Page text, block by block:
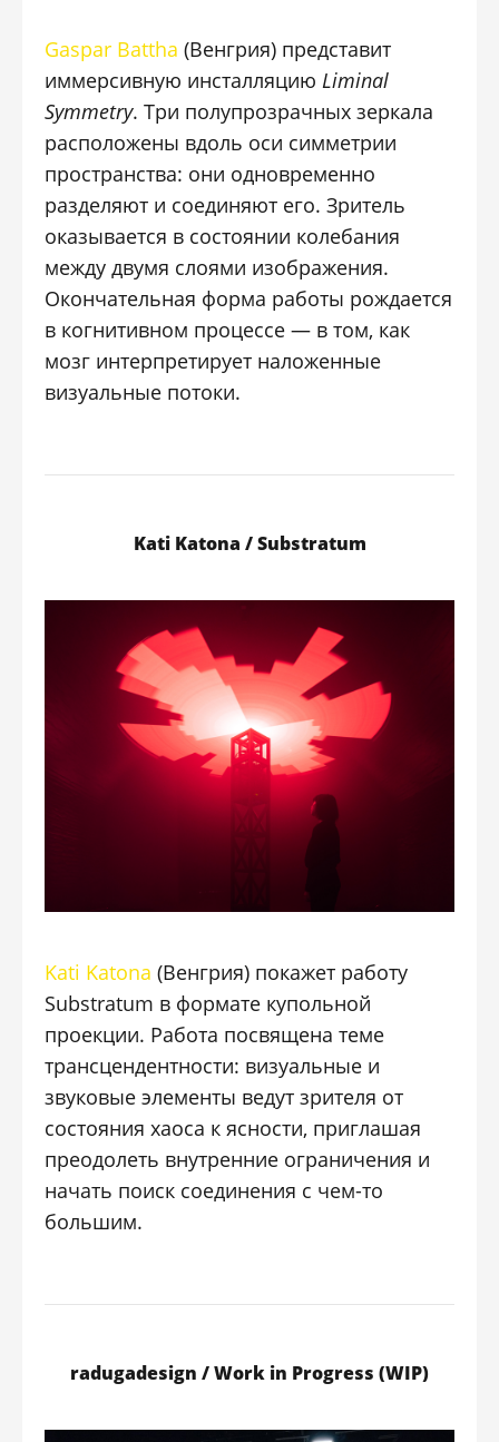
Gaspar Battha (Венгрия) представит
иммерсивную инсталляциюLiminal
Symmetry. Три полупрозрачных зеркала
расположены вдоль оси симметрии
пространства: они одновременно
разделяют и соединяют его. Зритель
оказывается в состоянии колебания
между двумя слоями изображения.
Окончательная форма работы рождается
в когнитивном процессе — в том, как
мозг интерпретирует наложенные
визуальные потоки.
Kati Katona / Substratum
Kati Katona (Венгрия) покажет работу
Substratum в формате купольной
проекции. Работа посвящена теме
трансцендентности: визуальные и
звуковые элементы ведут зрителя от
состояния хаоса к ясности, приглашая
преодолеть внутренние ограничения и
начать поиск соединения с чем-то
большим.
radugadesign / Work in Progress (WIP)